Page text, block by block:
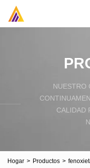
NUESTRO
CALIDAD
Hogar > Productos >